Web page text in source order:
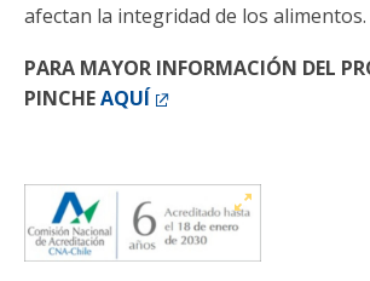
afectan la integridad de los alimentos.
PARA MAYOR INFORMACIÓN DEL
PINCHEAQUÍ